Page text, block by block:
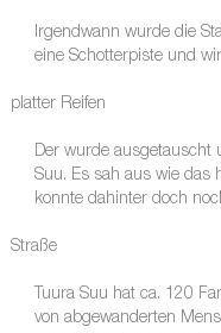
Irgendwann wurde die
eine Schotterpiste und
platter Reifen
Der wurde ausgetauscht
Suu. Es sah aus wie das
konnte dahinter doch
Straße
Tuura Suu hat ca. 120
von abgewanderten